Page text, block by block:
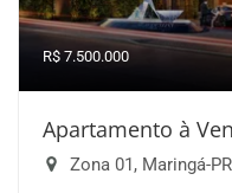
R$ 7.500.000
Apartamento à
Zona 01, Maringá-PR